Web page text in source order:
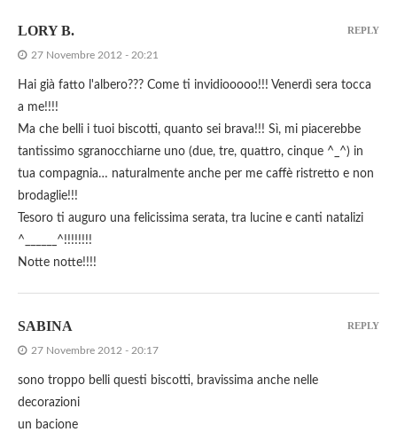
LORY B.
27 Novembre 2012 - 20:21
Hai già fatto l'albero??? Come ti invidiooooo!!! Venerdì sera tocca
a me!!!!
Ma che belli i tuoi biscotti, quanto sei brava!!! Sì, mi piacerebbe
tantissimo sgranocchiarne uno (due, tre, quattro, cinque ^_^) in
tua compagnia… naturalmente anche per me caffè ristretto e non
brodaglie!!!
Tesoro ti auguro una felicissima serata, tra lucine e canti natalizi
^______^!!!!!!!!
Notte notte!!!!
REPLY
SABINA
27 Novembre 2012 - 20:17
sono troppo belli questi biscotti, bravissima anche nelle
decorazioni
un bacione
REPLY